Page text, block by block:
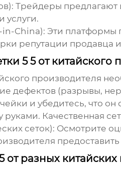
Трейдеры предлагают
услуги.
in-China): Эти платформы
репутации продавца
5 5 от китайского
производителя
дефектов (разрывы,
и убедитесь, что он
руками. Качественная
сеток): Осмотрите
от разных